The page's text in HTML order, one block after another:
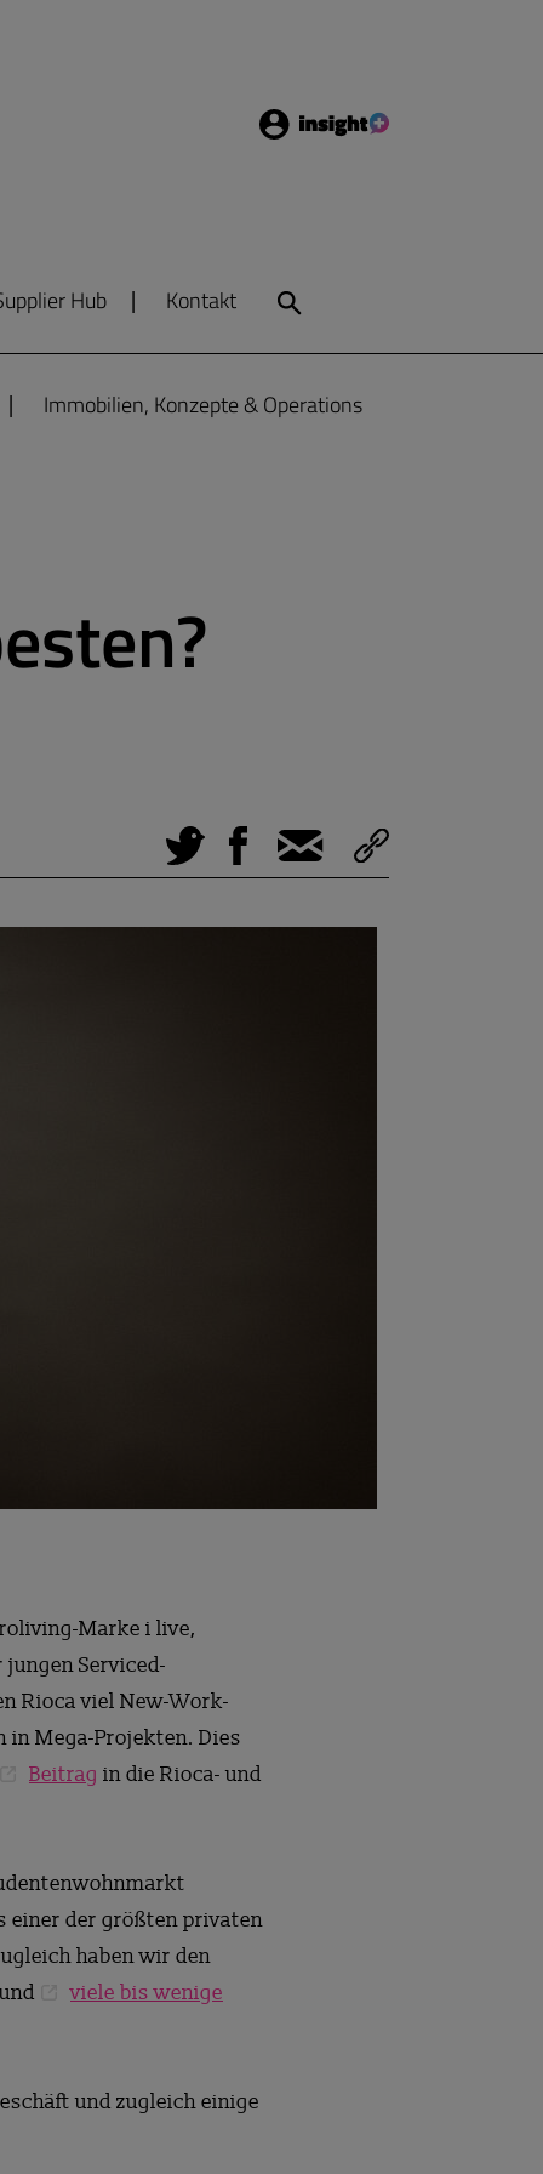
Hub Kontakt
Immobilien, Konzepte & Operations
Tweet Facebook
E-Mail
Marke i live,
Serviced-
Rioca viel New-Work-
Mega-Projekten. Dies
Beitrag in die Rioca- und
einer der größten privaten
haben wir den
viele bis wenige
und zugleich einige